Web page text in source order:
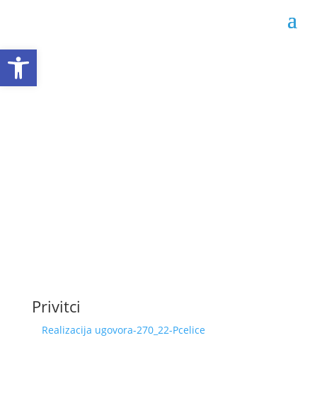
Privitci
Realizacija ugovora-270_22-Pcelice
Open toolbar